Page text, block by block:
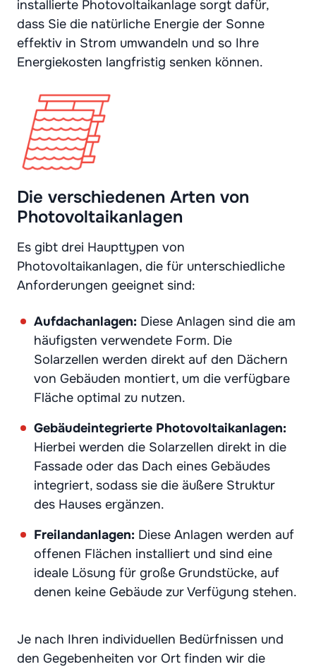
installierte Photovoltaikanlage sorgt dafür,
dass Sie die natürliche Energie der Sonne
effektiv in Strom umwandeln und so Ihre
Energiekosten langfristig senken können.
Die verschiedenen Arten von
Photovoltaikanlagen
Es gibt drei Haupttypen von
Photovoltaikanlagen, die für unterschiedliche
Anforderungen geeignet sind:
Aufdachanlagen: Diese Anlagen sind die am
häufigsten verwendete Form. Die
Solarzellen werden direkt auf den Dächern
von Gebäuden montiert, um die verfügbare
Fläche optimal zu nutzen.
Gebäudeintegrierte Photovoltaikanlagen:
Hierbei werden die Solarzellen direkt in die
Fassade oder das Dach eines Gebäudes
integriert, sodass sie die äußere Struktur
des Hauses ergänzen.
Freilandanlagen: Diese Anlagen werden auf
offenen Flächen installiert und sind eine
ideale Lösung für große Grundstücke, auf
denen keine Gebäude zur Verfügung stehen.
Je nach Ihren individuellen Bedürfnissen und
den Gegebenheiten vor Ort finden wir die